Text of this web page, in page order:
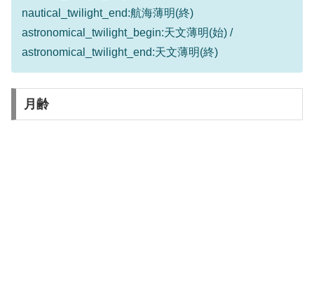
nautical_twilight_end:航海薄明(終)
astronomical_twilight_begin:天文薄明(始) /
astronomical_twilight_end:天文薄明(終)
月齢